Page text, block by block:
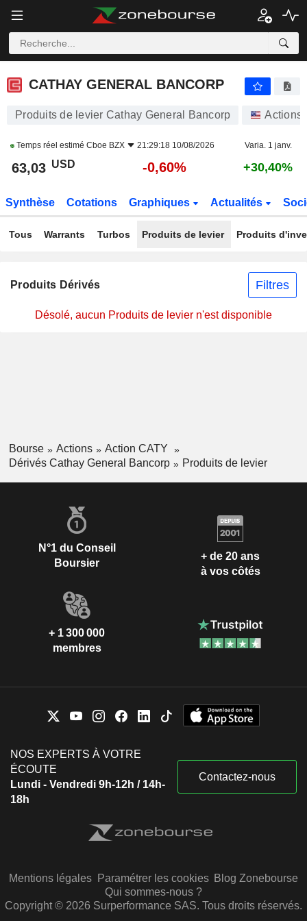
CATHAY GENERAL BANCORP
CATHAY GENERAL BANCORP
Produits de levier Cathay General Bancorp Actions
Temps réel estimé Cboe BZX 21:29:18 10/08/2026 Varia. 1 janv.
63,03 USD -0,60% +30,40%
Synthèse Cotations Graphiques Actualités
Tous Warrants Turbos Produits de levier Produits
Produits Dérivés Filtres
Désolé, aucun Produits de levier n'est disponible
Bourse Actions
Action CATY
Dérivés Cathay General Bancorp
Produits de levier
N°1 du Conseil
Boursier
+ de 20 ans
à vos côtés
+ 1 300 000
membres
NOS EXPERTS À VOTRE
ÉCOUTE
Lundi - Vendredi 9h-12h / 14h-
18h
Contactez-nous
Mentions légales Paramétrer les cookies Blog Zonebourse
Qui sommes-nous ?
Copyright © 2026 Surperformance SAS. Tous droits réservés.